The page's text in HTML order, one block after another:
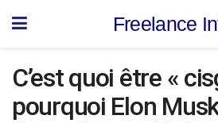
Freelance
C’est quoi être «
pourquoi Elon